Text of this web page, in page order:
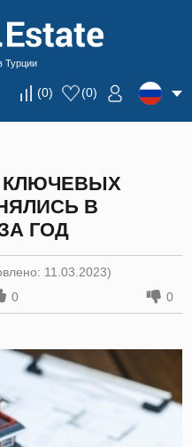
Турции
(0) (0)
КЛЮЧЕВЫХ
В
ГОД
11.03.2023)
0 0